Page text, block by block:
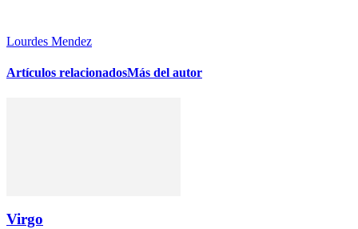
Lourdes Mendez
Artículos relacionadosMás del autor
Virgo